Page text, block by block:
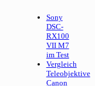
Sony
DSC-
RX100
VII M7
im Test
Vergleich
Teleobjektive
Canon